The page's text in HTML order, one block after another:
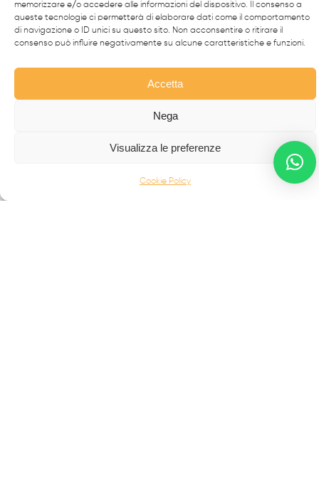
memorizzare e/o accedere alle informazioni del dispositivo. Il consenso a
queste tecnologie ci permetterà di elaborare dati come il comportamento
di navigazione o ID unici su questo sito. Non acconsentire o ritirare il
consenso può influire negativamente su alcune caratteristiche e funzioni.
Accetta
Nega
Visualizza le preferenze
Cookie Policy
Da oltre 40 anni iprofessionistiFabbrIdea progettano
e realizzano soluzioni inferro battuto e acciaio inox
simbolo dell’eccellenza made in
CANCELLI IN FERRO BATTUTO
SCALE IN ACCIAIO INOX
SCALE IN FERRO BATTUTO